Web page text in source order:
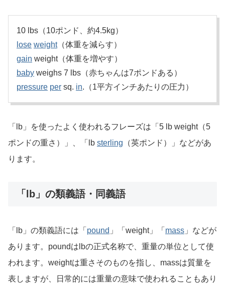
10 lbs（10ポンド、約4.5kg）
lose weight（体重を減らす）
gain weight（体重を増やす）
baby weighs 7 lbs（赤ちゃんは7ポンドある）
pressure per sq. in.（1平方インチあたりの圧力）
「lb」を使ったよく使われるフレーズは「5 lb weight（5
ポンドの重さ）」、「lb sterling （英ポンド）」などがあ
ります。
「lb」の類義語・同義語
「lb」の類義語には「 pound 」「weight」「 mass 」などが
あります。poundはlbの正式名称で、重量の単位として使
われます。weightは重さそのものを指し、massは質量を
表しますが、日常的には重量の意味で使われることもあり